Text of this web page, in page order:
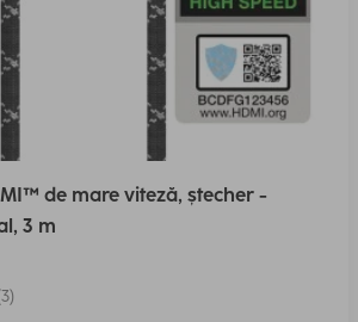
de mare viteză, ștecher -
3 m